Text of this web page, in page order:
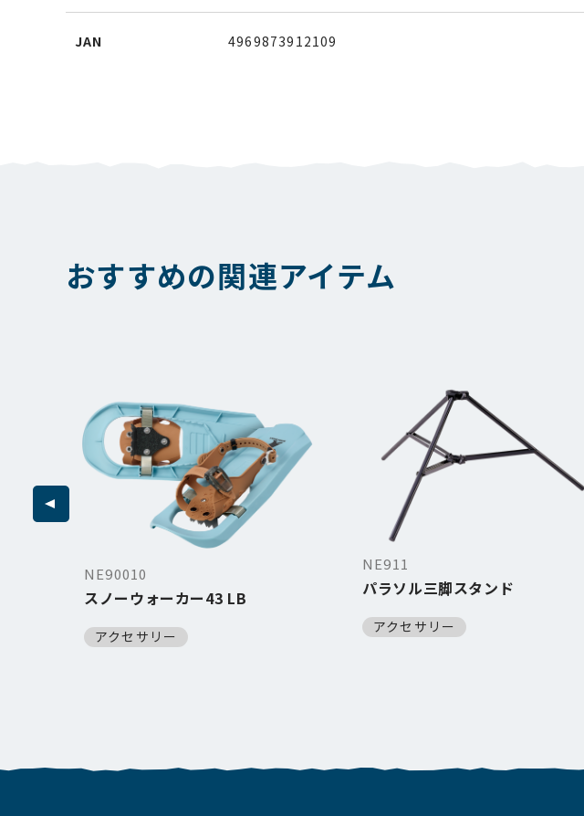
JAN 4969873912109
おすすめの関連アイテム
NE90010
スノーウォーカー43 LB
アクセサリー
NE911
パラソル三脚スタンド
アクセサリー